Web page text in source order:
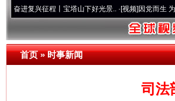
征程丨宝塔山下好光景..·[视频]因党而生 为党而战
首页»时事新闻
司法